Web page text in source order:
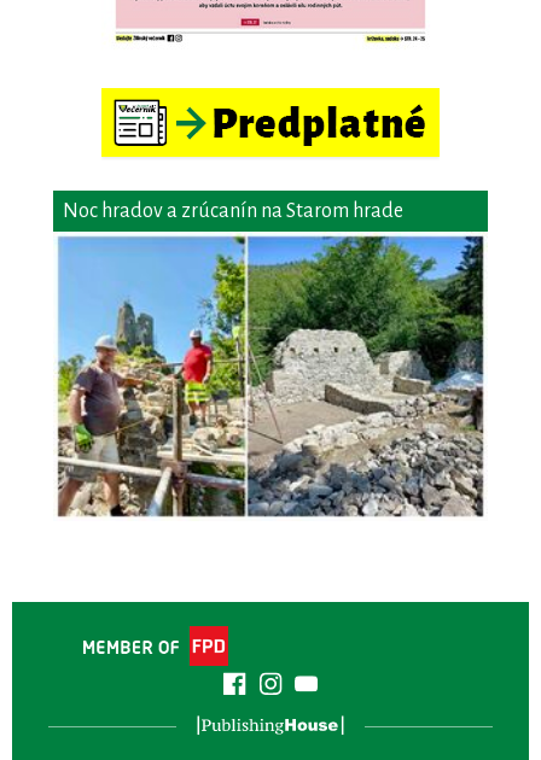
Noc hradov a zrúcanín na Starom hrade